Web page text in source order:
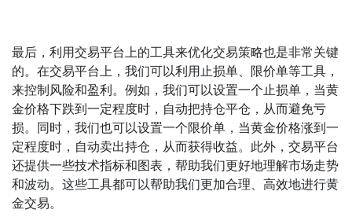
最后，利用交易平台上的工具来优化交易策略也是非常关键
的。在交易平台上，我们可以利用止损单、限价单等工具，
来控制风险和盈利。例如，我们可以设置一个止损单，当黄
金价格下跌到一定程度时，自动把持仓平仓，从而避免亏
损。同时，我们也可以设置一个限价单，当黄金价格涨到一
定程度时，自动卖出持仓，从而获得收益。此外，交易平台
还提供一些技术指标和图表，帮助我们更好地理解市场走势
和波动。这些工具都可以帮助我们更加合理、高效地进行黄
金交易。